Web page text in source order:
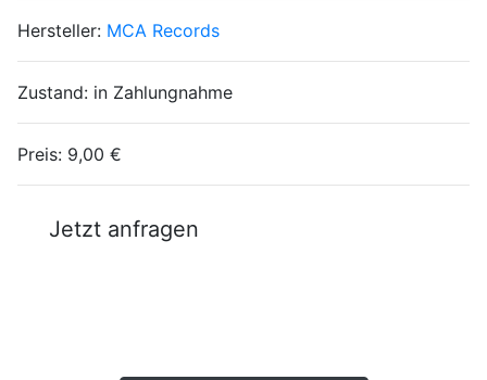
Hersteller: MCA Records
Zustand: in Zahlungnahme
Preis: 9,00 €
Jetzt anfragen